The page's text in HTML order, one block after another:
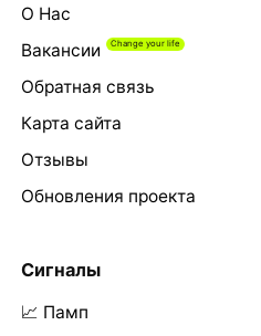
О Нас
Вакансии
Обратная связь
Карта сайта
Отзывы
Обновления проекта
Сигналы
📈 Памп